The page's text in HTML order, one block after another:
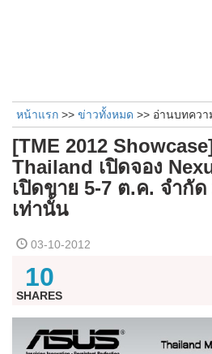
หน้าแรก >> ข่าวทั้งหมด >> อ่านบทควา
[TME 2012
Thailand เปิดจอง
เปิดขาย 5-7 ต.ค. จำกัด
เท่านั้น
03-10-2012
10
SHARES